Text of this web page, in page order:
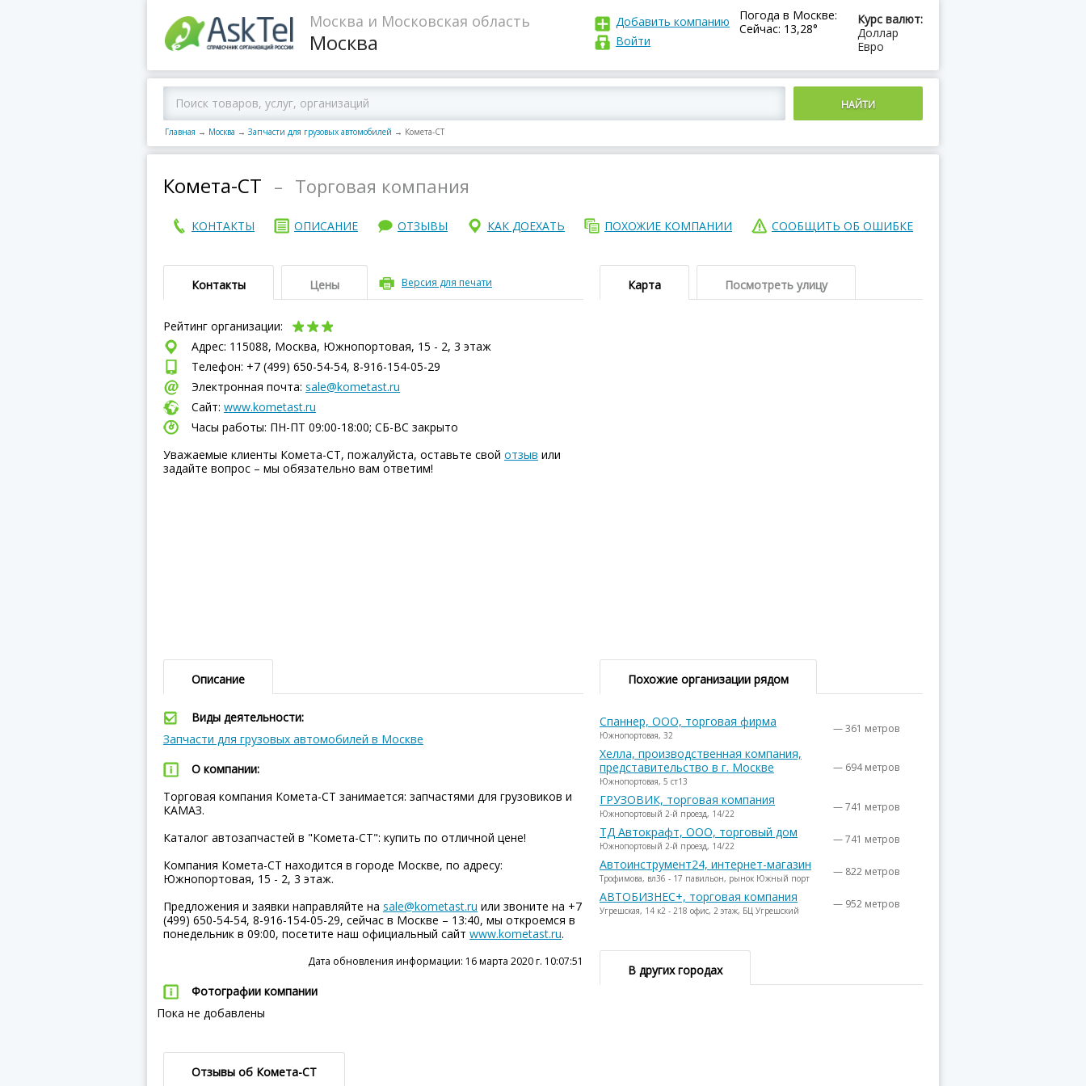
Москва и Московская область
Москва
Курс валют:
Доллар
Евро
Погода в Москве:
Сейчас: 13,28°
Добавить компанию
Войти
Главная → Москва → Запчасти для грузовых автомобилей → Комета-СТ
Комета-СТ – Торговая компания
КОНТАКТЫ ОПИСАНИЕ ОТЗЫВЫ КАК ДОЕХАТЬ ПОХОЖИЕ КОМПАНИИ СООБЩИТЬ ОБ ОШИБКЕ
Контакты Цены Версия для печати
Рейтинг организации:
Адрес: 115088, Москва, Южнопортовая, 15 - 2, 3 этаж
Телефон: +7 (499) 650-54-54, 8-916-154-05-29
Электронная почта: sale@kometast.ru
Сайт: www.kometast.ru
Часы работы: ПН-ПТ 09:00-18:00; СБ-ВC закрыто
Уважаемые клиенты Комета-СТ, пожалуйста, оставьте свой отзыв или
задайте вопрос – мы обязательно вам ответим!
Карта Посмотреть улицу
Описание
Виды деятельности:
Запчасти для грузовых автомобилей в Москве
О компании:
Торговая компания Комета-СТ занимается: запчастями для грузовиков и
КАМАЗ.
Каталог автозапчастей в "Комета-СТ": купить по отличной цене!
Компания Комета-СТ находится в городе Москве, по адресу:
Южнопортовая, 15 - 2, 3 этаж.
Предложения и заявки направляйте на sale@kometast.ru или звоните на +7
(499) 650-54-54, 8-916-154-05-29, сейчас в Москве – 13:40, мы откроемся в
понедельник в 09:00, посетите наш официальный сайт www.kometast.ru.
Дата обновления информации: 16 марта 2020 г. 10:07:51
Фотографии компании
Пока не добавлены
Отзывы об Комета-СТ
Похожие организации рядом
Спаннер, ООО, торговая фирма
Южнопортовая, 32 — 361 метров
Хелла, производственная компания,
представительство в г. Москве
Южнопортовая, 5 ст13
— 694 метров
ГРУЗОВИК, торговая компания
Южнопортовый 2-й проезд, 14/22 — 741 метров
ТД Автокрафт, ООО, торговый дом
Южнопортовый 2-й проезд, 14/22 — 741 метров
Автоинструмент24, интернет-магазин
Трофимова, вл36 - 17 павильон, рынок Южный порт — 822 метров
АВТОБИЗНЕС+, торговая компания
Угрешская, 14 к2 - 218 офис, 2 этаж, БЦ Угрешский — 952 метров
В других городах